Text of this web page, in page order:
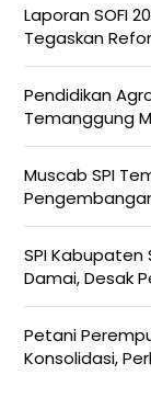
Laporan SOFI
Tegaskan
Pendidikan
Temanggung
Muscab SPI
SPI Kabupaten
Damai, Desak
Petani
Konsolidasi,